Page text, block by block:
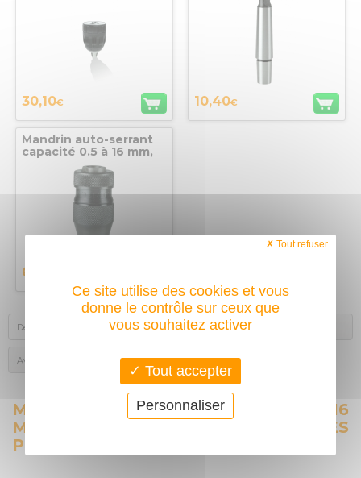
30,10€ 10,40€
Mandrin auto-serrant
capacité 0.5 à 16 mm,
B16 pour perceuses
portatives
professionnelles
67
Description Autres achats des internautes
Avis des acheteurs
MANDRIN À CLÉ CAPACITÉ 2,5 À 16
MM, B16 POUR PERCEUSES
PORTATIVES PROFESSIONNELLES
Ce site utilise des cookies et vous
donne le contrôle sur ceux que
vous souhaitez activer
Tout accepter
Tout refuser
Personnaliser